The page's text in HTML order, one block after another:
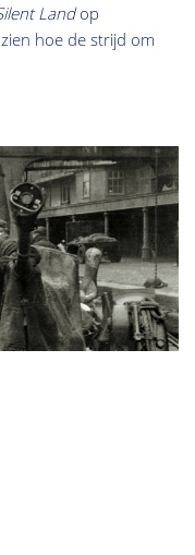
Landop
hoe de strijd om